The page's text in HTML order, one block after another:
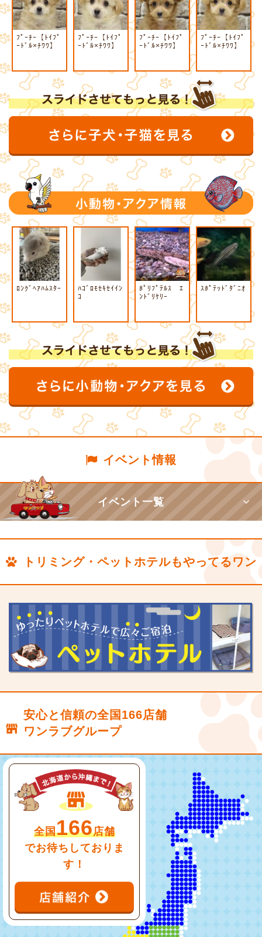
ﾌﾟｰﾁｰ【ﾄｲﾌﾟ
ｰﾄﾞﾙ×ﾁﾜﾜ】
ﾌﾟｰﾁｰ【ﾄｲﾌﾟ
ｰﾄﾞﾙ×ﾁﾜﾜ】
ﾌﾟｰﾁｰ【ﾄｲﾌﾟ
ｰﾄﾞﾙ×ﾁﾜﾜ】
ﾌﾟｰﾁｰ【ﾄｲﾌﾟ
ｰﾄﾞﾙ×ﾁﾜﾜ】
ﾛﾝｸﾞﾍｱﾊﾑｽﾀｰ
ﾊｺﾞﾛﾓｾｷｾｲｲﾝ
ｺ
ﾎﾟﾘﾌﾟﾃﾙｽ ｴ
ﾝﾄﾞﾘｹﾘｰ
ｽﾎﾟﾃｯﾄﾞﾀﾞﾆｵ
イベント情報
イベント一覧
トリミング・ペットホテルもやってるワン
安心と信頼の全国166店舗
ワンラブグループ
全国166店舗
でお待ちしておりま
す！